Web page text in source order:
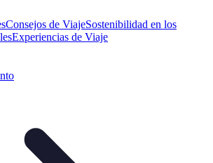
Consejos de ViajeSostenibilidad en los
Experiencias de Viaje